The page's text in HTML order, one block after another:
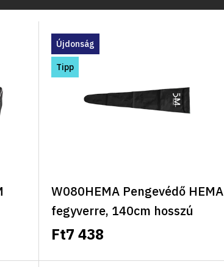
Újdonság
Tipp
W080HEMA Pengevédő HEMA
fegyverre, 140cm hosszú
pengéhez, B1 logóval
Ft7 438